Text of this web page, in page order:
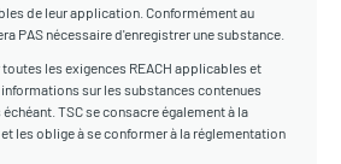
de leur application. Conformément au
PAS nécessaire d'enregistrer une substance.
toutes les exigences REACH applicables et
sur les substances contenues
TSC se consacre également à la
les oblige à se conformer à la réglementation